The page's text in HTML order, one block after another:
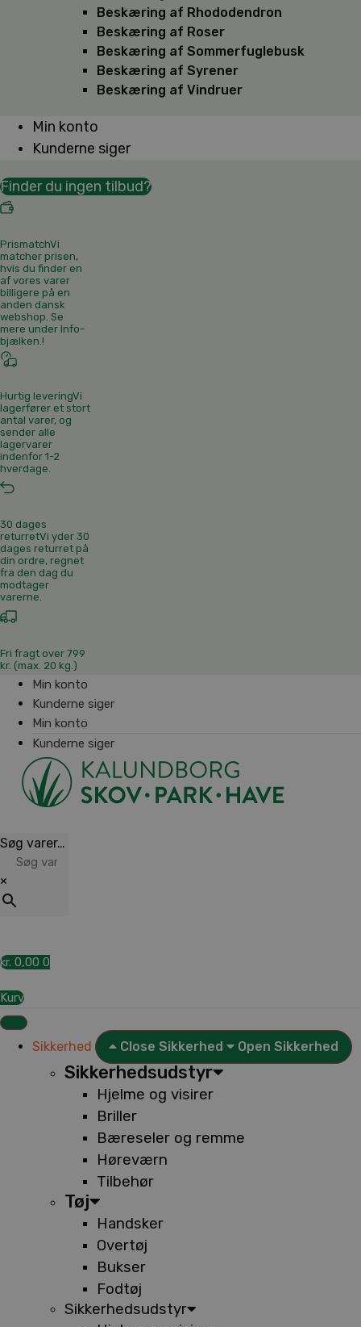
Beskæring af Rhododendron
Beskæring af Roser
Beskæring af Sommerfuglebusk
Beskæring af Syrener
Beskæring af Vindruer
Min konto
Kunderne siger
Finder du ingen tilbud?
PrismatchVi
matcher prisen,
hvis du finder en
af vores varer
billigere på en
anden dansk
webshop. Se
mere under Info-
bjælken.!
Hurtig leveringVi
lagerfører et stort
antal varer, og
sender alle
lagervarer
indenfor 1-2
hverdage.
30 dages
returretVi yder 30
dages returret på
din ordre, regnet
fra den dag du
modtager
varerne.
Fri fragt over 799
kr. (max. 20 kg.)
Min konto
Kunderne siger
Min konto
Kunderne siger
Søg varer…
×
kr. 0,00 0
Kurv
Sikkerhed Close Sikkerhed Open Sikkerhed
Sikkerhedsudstyr
Hjelme og visirer
Briller
Bæreseler og remme
Høreværn
Tilbehør
Tøj
Handsker
Overtøj
Bukser
Fodtøj
Sikkerhedsudstyr